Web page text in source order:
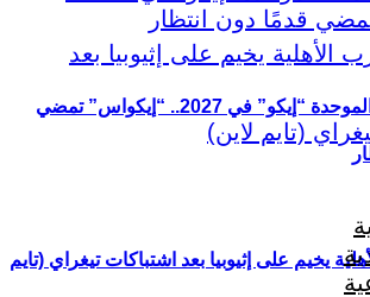
يخيم على إثيوبيا بعد اشتباكات تيغراي (تايم
إطلاق العملة الموحدة “إيكو” في 2027.. “إيكواس” تمضي